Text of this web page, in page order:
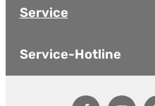
Service
Service-Hotline